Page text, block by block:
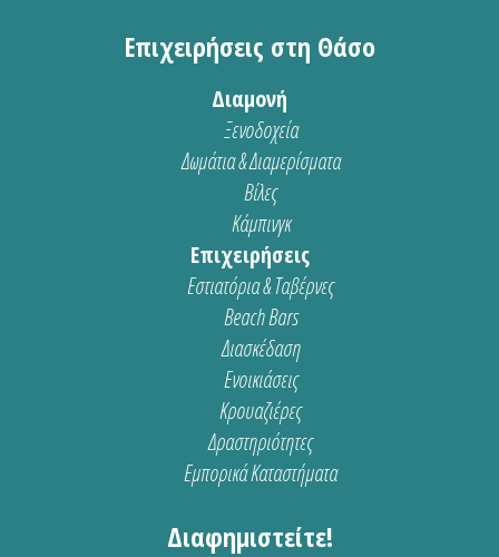
Επιχειρήσεις στη Θάσο
Διαμονή
Ξενοδοχεία
Δωμάτια & Διαμερίσματα
Βίλες
Κάμπινγκ
Επιχειρήσεις
Εστιατόρια & Ταβέρνες
Beach Bars
Διασκέδαση
Ενοικιάσεις
Κρουαζιέρες
Δραστηριότητες
Εμπορικά Καταστήματα
Διαφημιστείτε!